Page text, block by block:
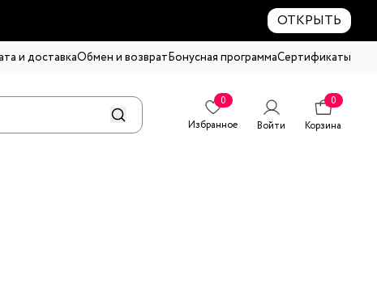
ОТКРЫТЬ
и доставкаОбмен и возвратБонусная программаСертификаты
0
Избранное
Войти
0
Корзина